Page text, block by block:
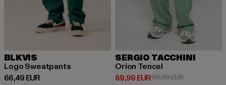
BLKVIS
Logo Sweatpants
66,49 EUR
Ajankohtainen hinta: 66,49 EUR
SERGIO TACCHINI
Orion Tencel
89,99 EUR
Ajankohtainen hinta: 89,99 EUR
99,99 EUR